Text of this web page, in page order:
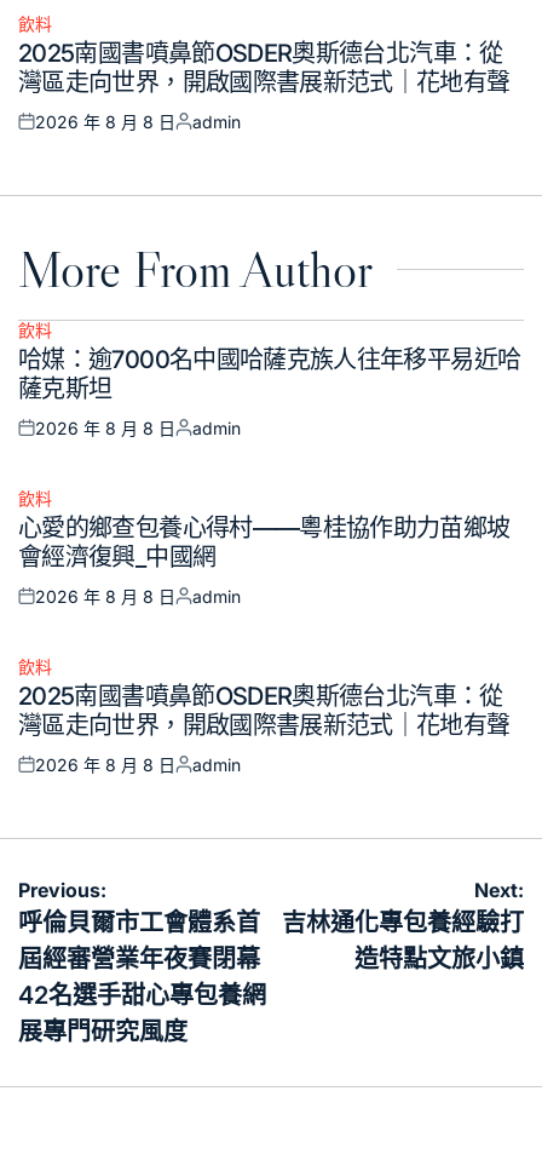
Posted
in
飲料
2025南國書噴鼻節OSDER奧斯德台北汽車：從
灣區走向世界，開啟國際書展新范式｜花地有聲
Posted
2026 年 8 月 8 日
Posted
admin
More From Author
Posted
in
飲料
哈媒：逾7000名中國哈薩克族人往年移平易近哈
薩克斯坦
Posted
2026 年 8 月 8 日
Posted
admin
Posted
in
飲料
心愛的鄉查包養心得村——粵桂協作助力苗鄉坡
會經濟復興_中國網
Posted
2026 年 8 月 8 日
Posted
admin
Posted
in
飲料
2025南國書噴鼻節OSDER奧斯德台北汽車：從
灣區走向世界，開啟國際書展新范式｜花地有聲
Posted
2026 年 8 月 8 日
Posted
admin
文
章
導
覽
Previous:
呼倫貝爾市工會體系首
屆經審營業年夜賽閉幕
42名選手甜心專包養網
展專門研究風度
Next:
吉林通化專包養經驗打
造特點文旅小鎮